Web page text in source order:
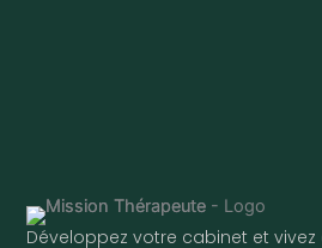
Développez votre cabinet et